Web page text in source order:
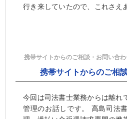
行き来していたので、これさえ
携帯サイトからのご相談・お問い合
携帯サイトからのご相
今回は司法書士業務からは離れ
管理のお話しです。 高島司法